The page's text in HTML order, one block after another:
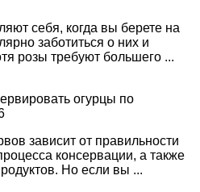
себя, когда вы берете на
заботиться о них и
розы требуют большего ...
огурцы по
зависит от правильности
консервации, а также
Но если вы ...